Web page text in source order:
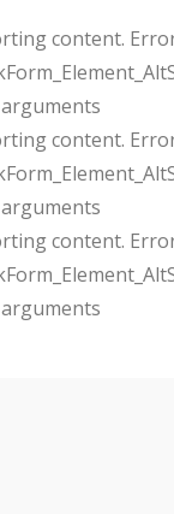
content.
content.
content.